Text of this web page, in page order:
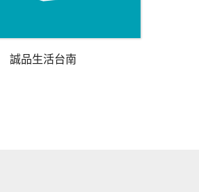
誠品生活台南